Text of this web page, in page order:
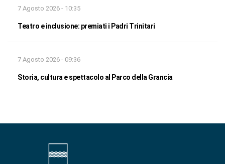
7 Agosto 2026 - 10:35
Teatro e inclusione: premiati i Padri Trinitari
7 Agosto 2026 - 09:36
Storia, cultura e spettacolo al Parco della Grancia